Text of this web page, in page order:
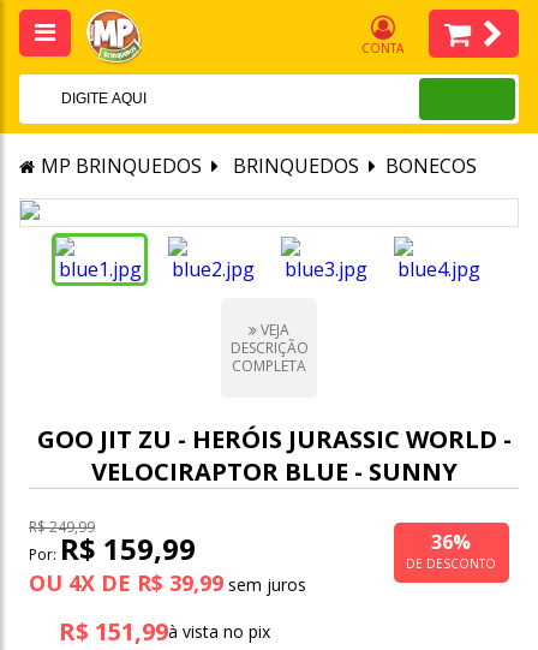
CONTA
MP BRINQUEDOS BRINQUEDOS BONECOS
VEJA
DESCRIÇÃO
COMPLETA
GOO JIT ZU - HERÓIS JURASSIC WORLD -
VELOCIRAPTOR BLUE - SUNNY
R$ 249,99
Por: R$ 159,99
OU 4X DE R$ 39,99
36%
DE DESCONTO
R$ 151,99à vista no pix